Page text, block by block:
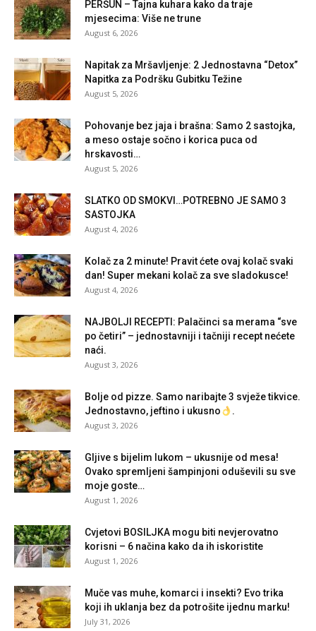
PERŠUN – Tajna kuhara kako da traje
mjesecima: Više ne trune
August 6, 2026
Napitak za Mršavljenje: 2 Jednostavna “Detox”
Napitka za Podršku Gubitku Težine
August 5, 2026
Pohovanje bez jaja i brašna: Samo 2 sastojka,
a meso ostaje sočno i korica puca od
hrskavosti…
August 5, 2026
SLATKO OD SMOKVI…POTREBNO JE SAMO 3
SASTOJKA
August 4, 2026
Kolač za 2 minute! Pravit ćete ovaj kolač svaki
dan! Super mekani kolač za sve sladokusce!
August 4, 2026
NAJBOLJI RECEPTI: Palačinci sa merama “sve
po četiri” – jednostavniji i tačniji recept nećete
naći.
August 3, 2026
Bolje od pizze. Samo naribajte 3 svježe tikvice.
Jednostavno, jeftino i ukusno
.
August 3, 2026
Gljive s bijelim lukom – ukusnije od mesa!
Ovako spremljeni šampinjoni oduševili su sve
moje goste…
August 1, 2026
Cvjetovi BOSILJKA mogu biti nevjerovatno
korisni – 6 načina kako da ih iskoristite
August 1, 2026
Muče vas muhe, komarci i insekti? Evo trika
koji ih uklanja bez da potrošite ijednu marku!
July 31, 2026